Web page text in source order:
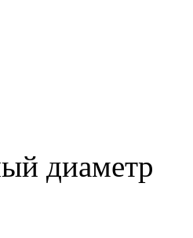
диаметр